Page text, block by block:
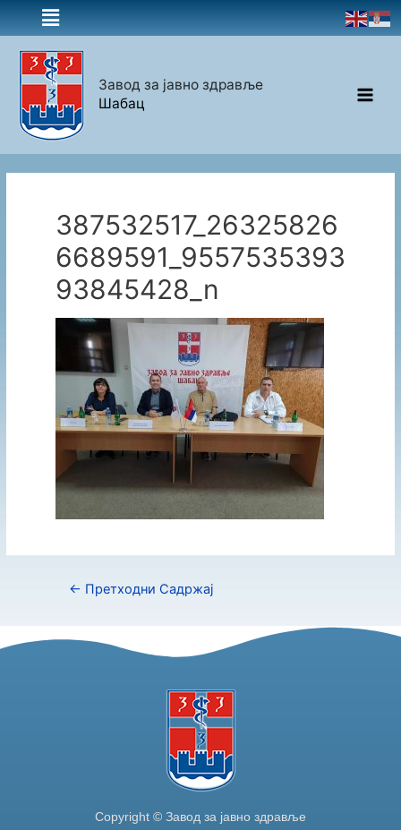
Завод за јавно здравље
Шабац
387532517_26325826
6689591_9557535393
93845428_n
← Претходни Садржај
Copyright © Завод за јавно здравље